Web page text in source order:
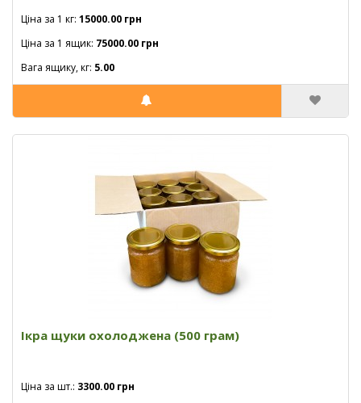
Ціна за 1 кг: 15000.00 грн
Ціна за 1 ящик: 75000.00 грн
Вага ящику, кг: 5.00
Ікра щуки охолоджена (500 грам)
Ціна за шт.: 3300.00 грн